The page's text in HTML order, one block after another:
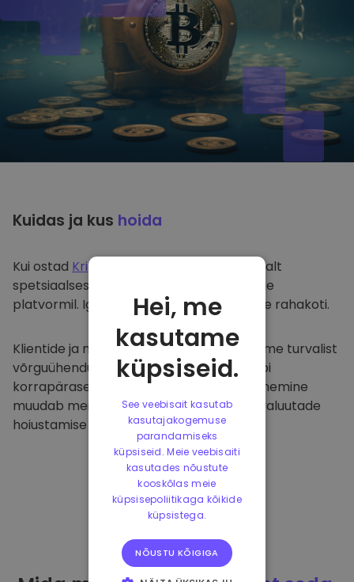
Kuidas ja kus hoida
Kui ostad Kriptomat
, kanname selle sujuvalt
spetsiaalsesse ja turvalisse rahakotti meie
platvormil. Iga kasutaja saab individuaalse rahakoti.
Klientide ja nende raha kaitsmiseks pakume turvalist
võrguühenduseta hoiustamist ja viime läbi
korrapäraseid turvaauditeid. Selline lähenemine
muudab meie platvormi ja teiste krüptovaluutade
hoiustamise tõeliseks taevaks.
Hei, me
kasutame
küpsiseid.
See veebisait kasutab
kasutajakogemuse
parandamiseks
küpsiseid. Meie veebisaiti
kasutades nõustute
kooskõlas meie
küpsisepoliitikaga kõikide
küpsistega.
NÕUSTU KÕIGIGA